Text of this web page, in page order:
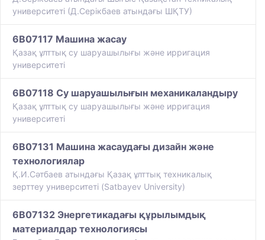
университеті (Д.Серікбаев атындағы ШҚТУ)
6B07117 Машина жасау
​Қазақ ұлттық су шаруашылығы және ирригация
университеті
6B07118 Су шаруашылығын механикаландыру
​Қазақ ұлттық су шаруашылығы және ирригация
университеті
6B07131 Машина жасаудағы дизайн және
технологиялар
Қ.И.Сәтбаев атындағы Қазақ ұлттық техникалық
зерттеу университеті (Satbayev University)
6B07132 Энергетикадағы құрылымдық
материалдар технологиясы